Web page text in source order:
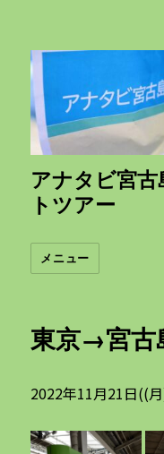
アナタビ宮
トツアー
メニュー
東京→宮古
2022年11月21